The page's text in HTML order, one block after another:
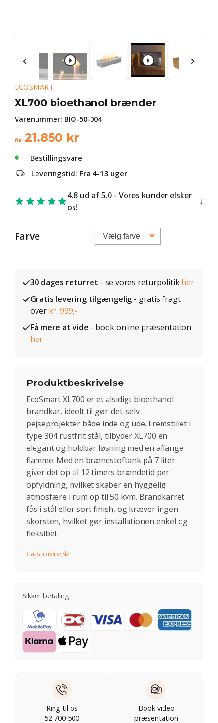
ECOSMART
XL700 bioethanol brænder
Varenummer: BIO-50-004
fra 21.850 kr
Bestillingsvare
Leveringstid: Fra 4-13 uger
4.8 ud af 5.0 - Vores kunder elsker
os!
Farve
30 dages returret - se vores returpolitik her
Gratis levering tilgængelig - gratis fragt
over kr. 999,-
Få mere at vide - book online præsentation
her
Produktbeskrivelse
EcoSmart XL700 er et alsidigt bioethanol
brandkar, ideelt til gør-det-selv
pejseprojekter både inde og ude. Fremstillet i
type 304 rustfrit stål, tilbyder XL700 en
elegant og holdbar løsning med en aflange
flamme. Med en brændstoftank på 7 liter
giver det op til 12 timers brændetid per
opfyldning, hvilket skaber en hyggelig
atmosfære i rum op til 50 kvm. Brandkarret
fås i stål eller sort finish, og kræver ingen
skorsten, hvilket gør installationen enkel og
fleksibel.
Læs mere
Sikker betaling:
Ring til os
52 700 500
Book video
præsentation